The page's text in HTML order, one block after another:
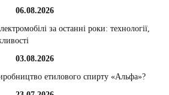
06.08.2026
за останні роки: технології,
03.08.2026
етилового спирту «Альфа»?